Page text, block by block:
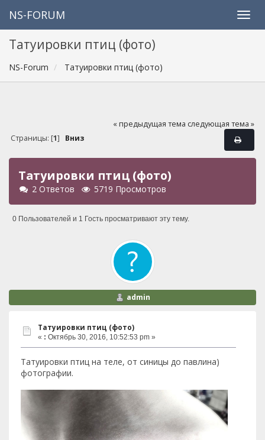
NS-FORUM
Татуировки птиц (фото)
NS-Forum Татуировки птиц (фото)
« предыдущая тема следующая тема »
Страницы: [1] Вниз
Татуировки птиц (фото)
2 Ответов 5719 Просмотров
0 Пользователей и 1 Гость просматривают эту тему.
admin
Татуировки птиц (фото)
« : Октябрь 30, 2016, 10:52:53 pm »
Татуировки птиц на теле, от синицы до павлина)
фотографии.